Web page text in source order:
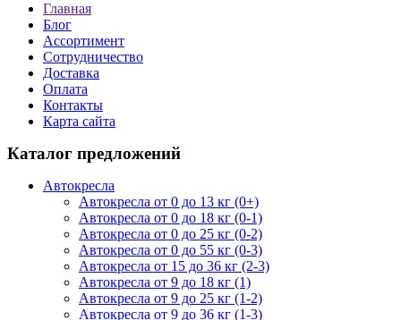
Главная
Блог
Ассортимент
Сотрудничество
Доставка
Оплата
Контакты
Карта сайта
Каталог предложений
Автокресла
Автокресла от 0 до 13 кг (0+)
Автокресла от 0 до 18 кг (0-1)
Автокресла от 0 до 25 кг (0-2)
Автокресла от 0 до 55 кг (0-3)
Автокресла от 15 до 36 кг (2-3)
Автокресла от 9 до 18 кг (1)
Автокресла от 9 до 25 кг (1-2)
Автокресла от 9 до 36 кг (1-3)